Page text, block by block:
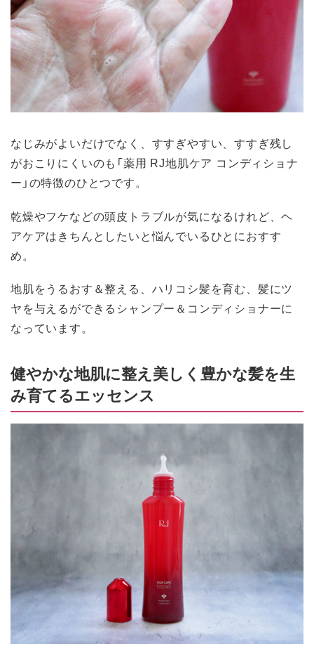
なじみがよいだけでなく、すすぎやすい、すすぎ残し
がおこりにくいのも「薬用 RJ地肌ケア コンディショナ
ー」の特徴のひとつです。
乾燥やフケなどの頭皮トラブルが気になるけれど、ヘ
アケアはきちんとしたいと悩んでいるひとにおすす
め。
地肌をうるおす＆整える、ハリコシ髪を育む、髪にツ
ヤを与えるができるシャンプー＆コンディショナーに
なっています。
健やかな地肌に整え美しく豊かな髪を生
み育てるエッセンス